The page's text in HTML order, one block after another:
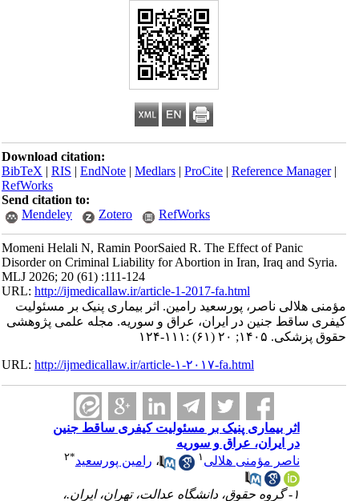
Download citation:
BibTeX|RIS|EndNote|Medlars|ProCite|Reference Manager
RefWorks
Send citation to:
Mendeley
Zotero RefWorks
Momeni Helali N, Ramin PoorSaied R. The Effect of Panic
Disorder on Criminal Liability for Abortion in Iran, Iraq and Syria.
MLJ 2026; 20 (61) :111-124
URL:http://ijmedicallaw.ir/article-1-2017-fa.html
مؤمنی هلالی ناصر، پورسعید رامین. اثر بیماری پنیک بر مسئولیت
کیفری ساقط‌ جنین در ایران، عراق و سوریه. مجله علمی پژوهشی
حقوق پزشکی. ۱۴۰۵; ۲۰ (۶۱) :۱۱۱-۱۲۴
URL:http://ijmedicallaw.ir/article-۱-۲۰۱۷-fa.html
اثر بیماری پنیک بر مسئولیت کیفری ساقط‌ جنین
در ایران، عراق و سوریه
ناصر مؤمنی هلالی
،رامین پورسعید *۲